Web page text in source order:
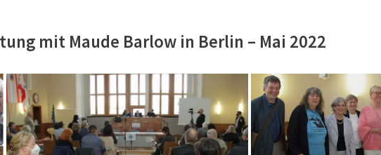
mit Maude Barlow in Berlin – Mai 2022